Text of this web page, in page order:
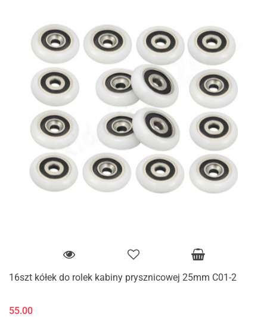
16szt kółek do rolek kabiny prysznicowej 25mm C01-2
55.00